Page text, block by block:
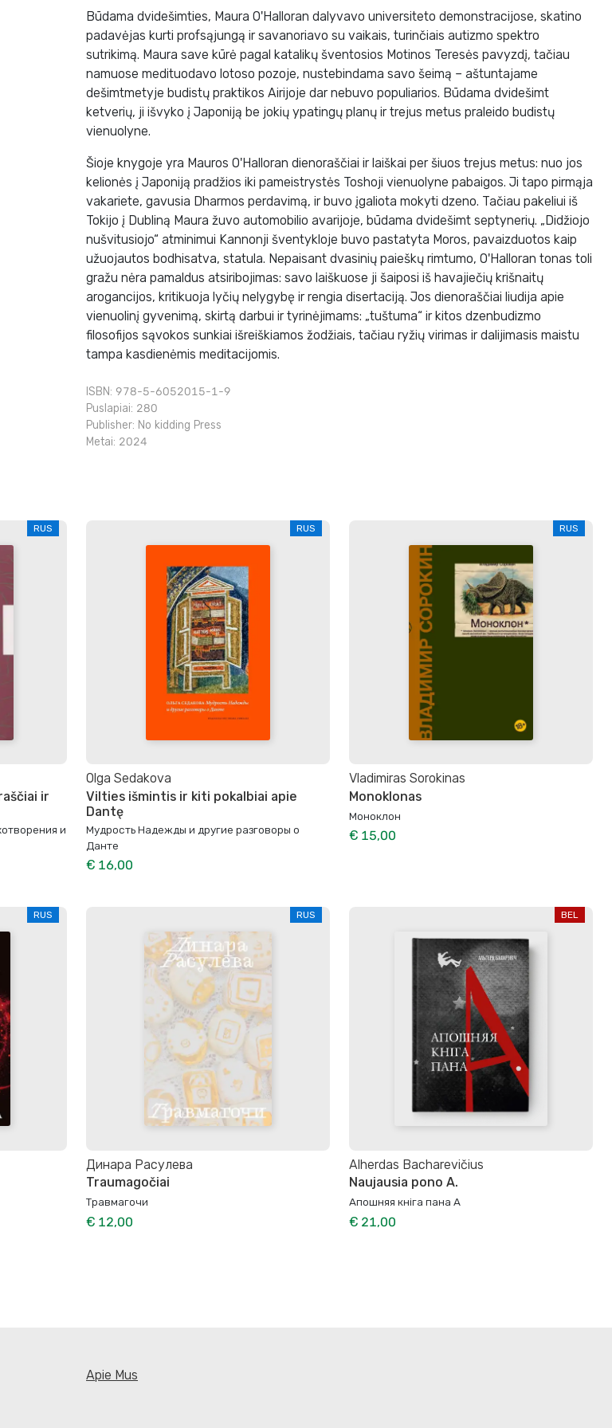
Būdama dvidešimties, Maura O'Halloran dalyvavo universiteto demonstracijose, skatino
padavėjas kurti profsąjungą ir savanoriavo su vaikais, turinčiais autizmo spektro
sutrikimą. Maura save kūrė pagal katalikų šventosios Motinos Teresės pavyzdį, tačiau
namuose medituodavo lotoso pozoje, nustebindama savo šeimą – aštuntajame
dešimtmetyje budistų praktikos Airijoje dar nebuvo populiarios. Būdama dvidešimt
ketverių, ji išvyko į Japoniją be jokių ypatingų planų ir trejus metus praleido budistų
vienuolyne.
Šioje knygoje yra Mauros O'Halloran dienoraščiai ir laiškai per šiuos trejus metus: nuo jos
kelionės į Japoniją pradžios iki pameistrystės Toshoji vienuolyne pabaigos. Ji tapo pirmąja
vakariete, gavusia Dharmos perdavimą, ir buvo įgaliota mokyti dzeno. Tačiau pakeliui iš
Tokijo į Dubliną Maura žuvo automobilio avarijoje, būdama dvidešimt septynerių. „Didžiojo
nušvitusiojo“ atminimui Kannonji šventykloje buvo pastatyta Moros, pavaizduotos kaip
užuojautos bodhisatva, statula. Nepaisant dvasinių paieškų rimtumo, O'Halloran tonas toli
gražu nėra pamaldus atsiribojimas: savo laiškuose ji šaiposi iš havajiečių krišnaitų
arogancijos, kritikuoja lyčių nelygybę ir rengia disertaciją. Jos dienoraščiai liudija apie
vienuolinį gyvenimą, skirtą darbui ir tyrinėjimams: „tuštuma“ ir kitos dzenbudizmo
filosofijos sąvokos sunkiai išreiškiamos žodžiais, tačiau ryžių virimas ir dalijimasis maistu
tampa kasdienėmis meditacijomis.
ISBN: 978-5-6052015-1-9
Puslapiai: 280
Publisher: No kidding Press
Metai: 2024
RUS
ir
и
RUS
Olga Sedakova
Vilties išmintis ir kiti pokalbiai apie
Dantę
Мудрость Надежды и другие разговоры о
Данте
€ 16,00
RUS
Vladimiras Sorokinas
Monoklonas
Моноклон
€ 15,00
RUS RUS
Динара Расулева
Traumagočiai
Травмагочи
€ 12,00
BEL
Alherdas Bacharevičius
Naujausia pono A.
Апошняя кніга пана А
€ 21,00
Apie Mus